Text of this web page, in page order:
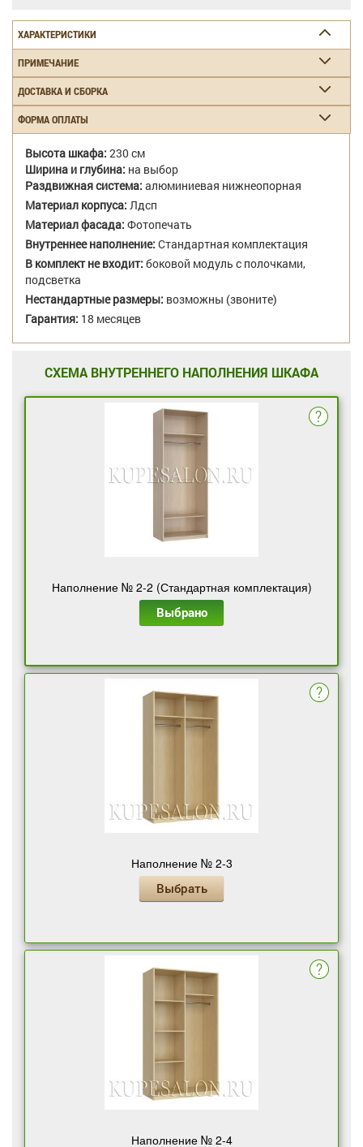
ХАРАКТЕРИСТИКИ
ПРИМЕЧАНИЕ
ДОСТАВКА И СБОРКА
ФОРМА ОПЛАТЫ
Высота шкафа: 230 см
Ширина и глубина: на выбор
Раздвижная система: алюминиевая нижнеопорная
Материал корпуса: Лдсп
Материал фасада: Фотопечать
Внутреннее наполнение: Стандартная комплектация
В комплект не входит: боковой модуль с полочками,
подсветка
Нестандартные размеры: возможны (звоните)
Гарантия: 18 месяцев
СХЕМА ВНУТРЕННЕГО НАПОЛНЕНИЯ ШКАФА
Наполнение № 2-2 (Стандартная комплектация)
Выбрано
Наполнение № 2-3
Выбрать
Наполнение № 2-4